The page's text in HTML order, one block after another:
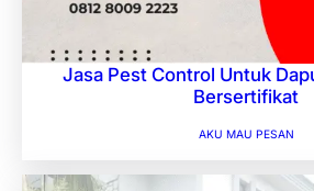
Jasa Pest Control Untuk
Bersertifikat
AKU MAU PESAN